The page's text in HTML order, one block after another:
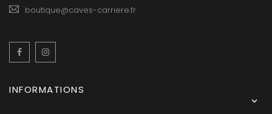
boutique@caves-carriere.fr
Facebook
INFORMATIONS
